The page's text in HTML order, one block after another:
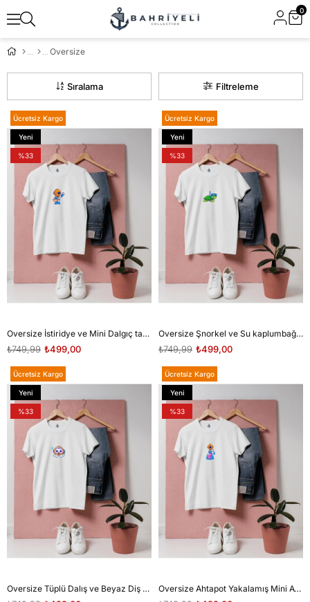
0
Oversize
Filtreleme
Sıralama
Oversize İstiridye ve Mini Dalgıç tasarım unisex T-shirt
₺499,00
₺749,99
Ücretsiz Kargo
Yeni
Ürün
%33
Oversize Şnorkel ve Su kaplumbağası tasarım unisex T-shirt
₺499,00
₺749,99
Ücretsiz Kargo
Yeni
Ürün
%33
Oversize Tüplü Dalış ve Beyaz Diş tasarım unisex T-shirt
Ücretsiz Kargo
Yeni
Ürün
%33
Oversize Ahtapot Yakalamış Mini Avcı Dalgıç Tasarım unisex T-shirt
Ücretsiz Kargo
Yeni
Ürün
%33